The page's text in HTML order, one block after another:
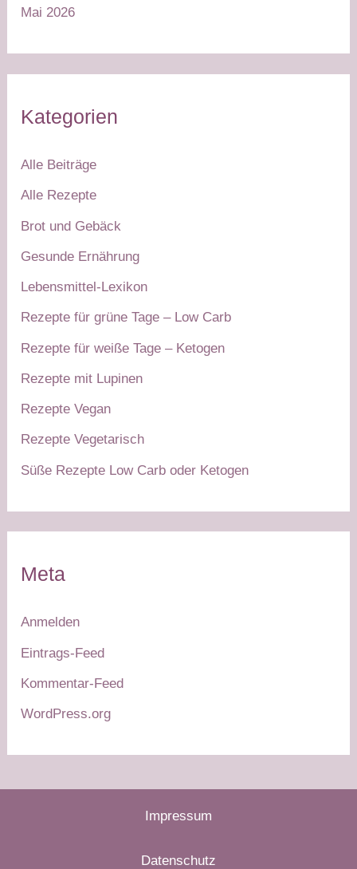
Mai 2026
Kategorien
Alle Beiträge
Alle Rezepte
Brot und Gebäck
Gesunde Ernährung
Lebensmittel-Lexikon
Rezepte für grüne Tage – Low Carb
Rezepte für weiße Tage – Ketogen
Rezepte mit Lupinen
Rezepte Vegan
Rezepte Vegetarisch
Süße Rezepte Low Carb oder Ketogen
Meta
Anmelden
Eintrags-Feed
Kommentar-Feed
WordPress.org
Impressum
Datenschutz